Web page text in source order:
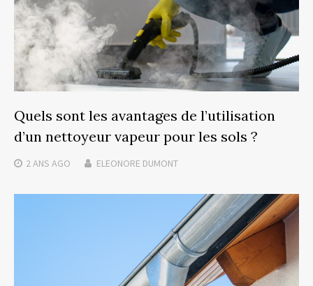
Quels sont les avantages de l’utilisation
d’un nettoyeur vapeur pour les sols ?
2 ANS AGO ELEONORE DUMONT